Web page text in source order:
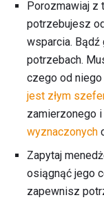
Porozmawiaj z
potrzebujesz
wsparcia.
potrzebach.
czego od
jest złym
zamierzonego
wyznaczonych
Zapytaj
osiągnąć jego
zapewnisz